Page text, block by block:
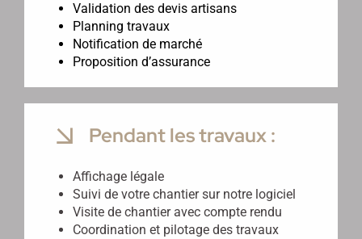
Validation des devis artisans
Planning travaux
Notification de marché
Proposition d’assurance
Pendant les travaux :
Affichage légale
Suivi de votre chantier sur notre logiciel
Visite de chantier avec compte rendu
Coordination et pilotage des travaux